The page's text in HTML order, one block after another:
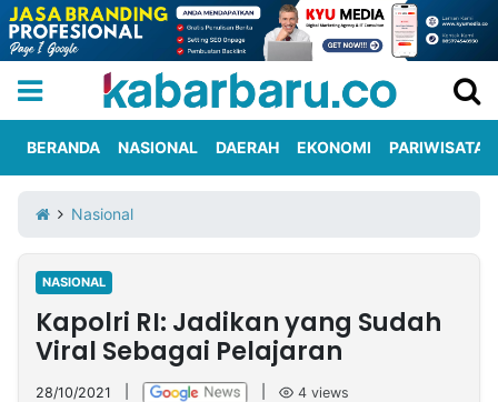
Iklan
Berita
Kami
Nasional
International
Olahraga
Entertainment
Daerah
Pariwisata
Kuliner
Kolom
BERANDA NASIONAL DAERAH EKONOMI PARIWISATA
Nasional
NASIONAL
Kapolri RI: Jadikan yang Sudah
Viral Sebagai Pelajaran
28/10/2021 4 views